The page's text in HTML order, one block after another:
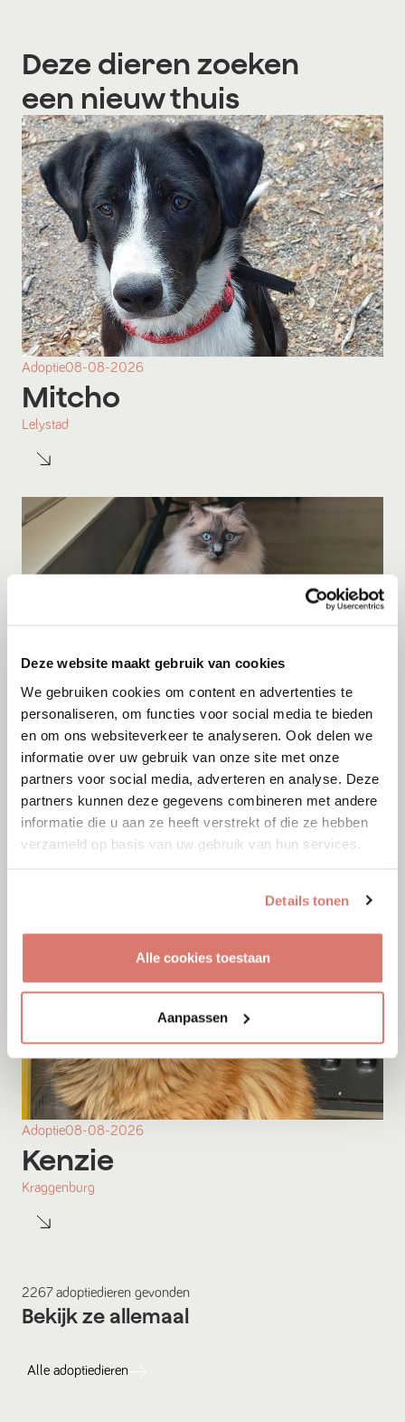
Deze website maakt gebruik van cookies
We gebruiken cookies om content en advertenties te
personaliseren, om functies voor social media te bieden
en om ons websiteverkeer te analyseren. Ook delen we
informatie over uw gebruik van onze site met onze
partners voor social media, adverteren en analyse. Deze
partners kunnen deze gegevens combineren met andere
informatie die u aan ze heeft verstrekt of die ze hebben
verzameld op basis van uw gebruik van hun services.
Details tonen
Alle cookies toestaan
Aanpassen
Deze dieren zoeken
een nieuw thuis
Adoptie08-08-2026
Mitcho
Lelystad
Adoptie 08-08-2026
Sjors
Leerdam
Adoptie08-08-2026
Kenzie
Kraggenburg
2267 adoptiedieren gevonden
Bekijk ze allemaal
Alle adoptiedieren